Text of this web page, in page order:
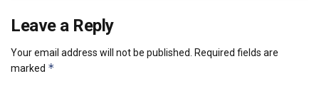
Leave a Reply
Your email address will not be published.
Required fields are
marked *